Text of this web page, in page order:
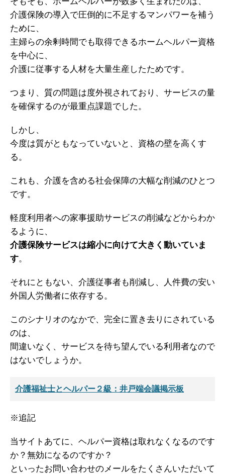
介護保険の導入で圧倒的に不足するマンパワーを補う
ために、
主婦らの余剰時間でも取得できるホームヘルパー資格
を中心に、
介護に従事する人材を大量生産したためです。
つまり、質の問題は度外視されており、サービスの量
を確保するのが最重点課題でした。
しかし、
今度は質がともなっていないと、資格の壁を高くす
る。
これも、介護を含める社会保障の大幅な削減のひとつ
です。
軽度利用者への家事援助サービスの削減などからわか
るように、
介護保険サービスは縮小に向けて大きく動いていま
す。
それにともない、介護従事者も削減し、人件費の安い
外国人労働者に依存する。
このシナリオのなかで、完全に置き去りにされている
のは、
間違いなく、サービスを待ち望んでいる利用者なので
はないでしょうか。
介護福祉士とヘルパー２級：井戸端会議掲示板
※追記
当サイトあてに、ヘルパー資格は取れなくなるのです
か？無効になるのですか？
といったお問い合わせのメールをたくさんいただいて